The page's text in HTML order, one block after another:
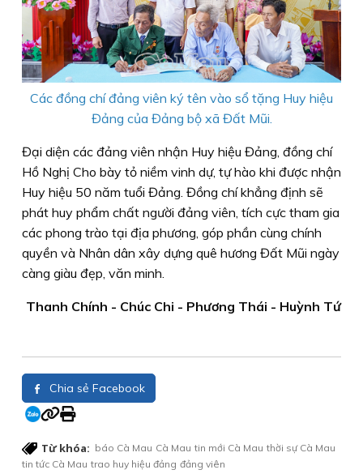
Các đồng chí đảng viên ký tên vào sổ tặng Huy hiệu
Đảng của Đảng bộ xã Đất Mũi.
Đại diện các đảng viên nhận Huy hiệu Đảng, đồng chí
Hồ Nghị Cho bày tỏ niềm vinh dự, tự hào khi được nhận
Huy hiệu 50 năm tuổi Đảng. Đồng chí khẳng định sẽ
phát huy phẩm chất người đảng viên, tích cực tham gia
các phong trào tại địa phương, góp phần cùng chính
quyền và Nhân dân xây dựng quê hương Đất Mũi ngày
càng giàu đẹp, văn minh.
Thanh Chính - Chúc Chi - Phương Thái - Huỳnh Tứ
Chia sẻ Facebook
Từ khóa: báo Cà Mau Cà Mau tin mới Cà Mau thời sự Cà Mau
tin tức Cà Mau trao huy hiệu đảng đảng viên